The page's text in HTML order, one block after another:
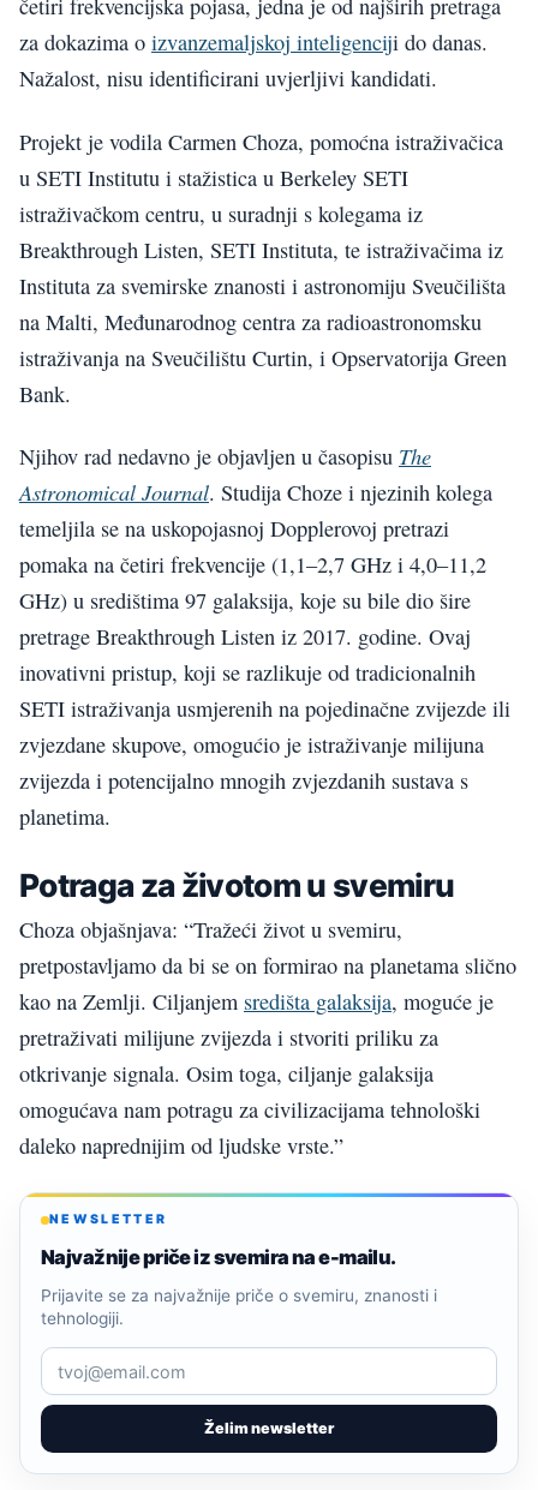
četiri frekvencijska pojasa, jedna je od najširih pretraga
za dokazima o izvanzemaljskoj inteligenciji do danas.
Nažalost, nisu identificirani uvjerljivi kandidati.
Projekt je vodila Carmen Choza, pomoćna istraživačica
u SETI Institutu i stažistica u Berkeley SETI
istraživačkom centru, u suradnji s kolegama iz
Breakthrough Listen, SETI Instituta, te istraživačima iz
Instituta za svemirske znanosti i astronomiju Sveučilišta
na Malti, Međunarodnog centra za radioastronomsku
istraživanja na Sveučilištu Curtin, i Opservatorija Green
Bank.
Njihov rad nedavno je objavljen u časopisu The
Astronomical Journal. Studija Choze i njezinih kolega
temeljila se na uskopojasnoj Dopplerovoj pretrazi
pomaka na četiri frekvencije (1,1–2,7 GHz i 4,0–11,2
GHz) u središtima 97 galaksija, koje su bile dio šire
pretrage Breakthrough Listen iz 2017. godine. Ovaj
inovativni pristup, koji se razlikuje od tradicionalnih
SETI istraživanja usmjerenih na pojedinačne zvijezde ili
zvjezdane skupove, omogućio je istraživanje milijuna
zvijezda i potencijalno mnogih zvjezdanih sustava s
planetima.
Potraga za životom u svemiru
Choza objašnjava: “Tražeći život u svemiru,
pretpostavljamo da bi se on formirao na planetama slično
kao na Zemlji. Ciljanjem središta galaksija, moguće je
pretraživati milijune zvijezda i stvoriti priliku za
otkrivanje signala. Osim toga, ciljanje galaksija
omogućava nam potragu za civilizacijama tehnološki
daleko naprednijim od ljudske vrste.”
NEWSLETTER
Najvažnije priče iz svemira na e-mailu.
Želim newsletter
Prijavite se za najvažnije priče o svemiru, znanosti i
tehnologiji.